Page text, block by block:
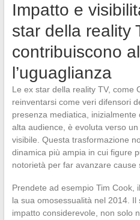
Impatto e
star della reality
contribuiscono
l’uguaglianza
Le ex star della reality TV, come
reinventarsi come veri difensori
presenza mediatica,
alta audience, è evoluta verso
visibile. Questa trasformazione
dinamica più ampia in cui figure
notorietà per far avanzare cause
Prendete ad esempio Tim Cook,
la sua omosessualità nel 2014.
impatto considerevole, non solo